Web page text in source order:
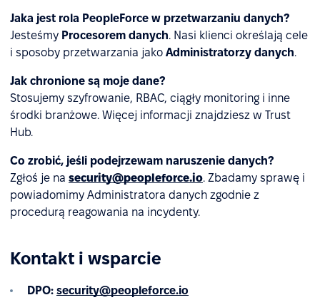
Jaka jest rola PeopleForce w przetwarzaniu danych?
Jesteśmy Procesorem danych. Nasi klienci określają cele
i sposoby przetwarzania jako Administratorzy danych.
Jak chronione są moje dane?
Stosujemy szyfrowanie, RBAC, ciągły monitoring i inne
środki branżowe. Więcej informacji znajdziesz w Trust
Hub.
Co zrobić, jeśli podejrzewam naruszenie danych?
Zgłoś je na security@peopleforce.io. Zbadamy sprawę i
powiadomimy Administratora danych zgodnie z
procedurą reagowania na incydenty.
Kontakt i wsparcie
DPO: security@peopleforce.io